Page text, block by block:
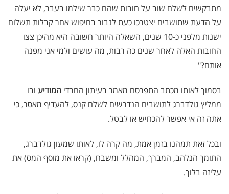
מתבקשים לשלם שוב על חובות שהם כבר שילמו בעבר, לא יעלה
על הדעת שתושבים יצטרכו כעת לנבור בחיפוש אחר קבלות תשלום
ישנות מלפני כ-10 שנים, השאלה היותר חשובה היא מהיכן צצו
החובות האלה לאחר שנים כה רבות, מה עושים ולמי אני מפנה
אותם?"
בסמוך לאותו מכתב התפרסם מאמר בעיתון החרדי המודיע ובו
ממליץ גולדברג לתושבים הנדרשים לשלם קנס, להעדיף מאסר, כי
אתה זה אי אפשר להכחיש או לבטל.
ובכל זאת תמהנו בזמן אמת, מה קרה לו, לאותו שמעון גולדברג,
התומך הנלהב, המברך, המהלל ומשבח, (קראו את מוסף המס) את
עליזה בלוך.